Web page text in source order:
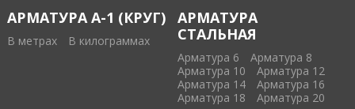
АРМАТУРА А-1 (КРУГ)
В метрах В килограммах
АРМАТУРА
СТАЛЬНАЯ
Арматура 6
Арматура 8
Арматура 10
Арматура 12
Арматура 14
Арматура 16
Арматура 18
Арматура 20